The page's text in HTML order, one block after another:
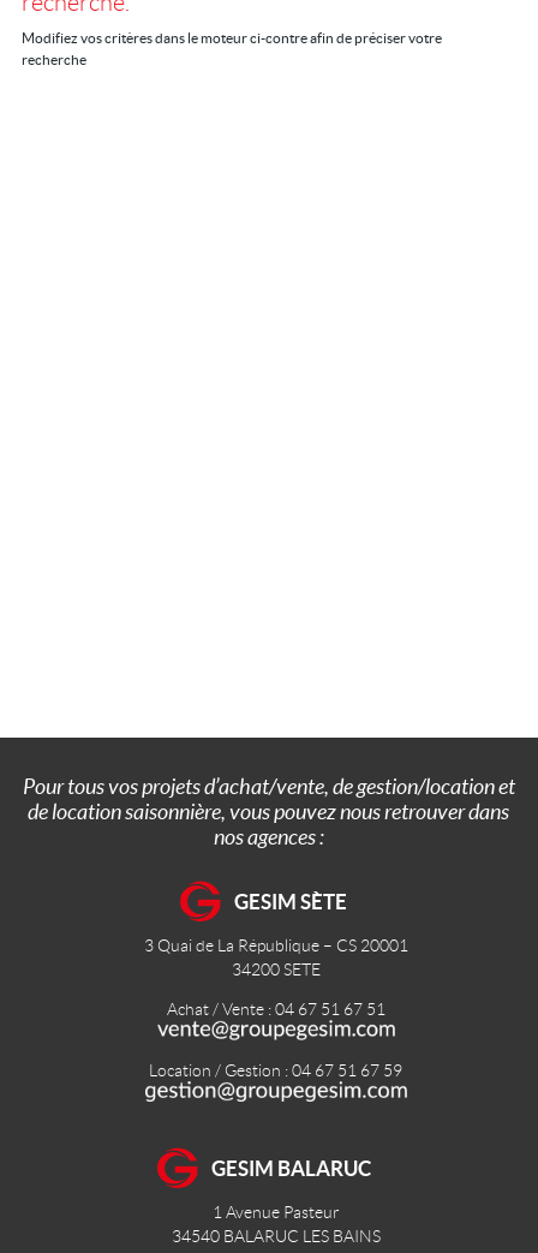
Location saisonnière
Modifiez vos critères dans le moteur ci-contre afin de préciser votre
recherche
Pour tous vos projets d’achat/vente, de gestion/location et
de location saisonnière, vous pouvez nous retrouver dans
nos agences :
GESIM SÈTE
3 Quai de La République – CS 20001
34200SETE
Achat / Vente : 04 67 51 67 51
Location / Gestion : 04 67 51 67 59
GESIM BALARUC
1 Avenue Pasteur
34540 BALARUC LES BAINS